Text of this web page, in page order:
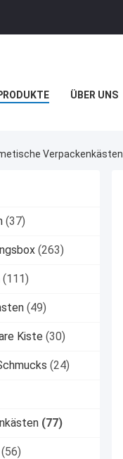
ÜBER UNS
Verpackenkästen
(37)
(263)
(111)
(49)
Kiste (30)
(24)
(77)
(56)